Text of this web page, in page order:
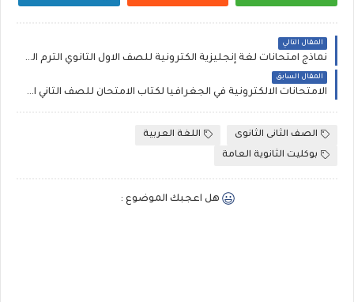
المقال التالي
نماذج امتحانات لغة إنجليزية الكترونية للصف الاول الثانوي الترم الثاني 2020
المقال السابق
الامتحانات الالكترونية في الجغرافيا لكتاب الامتحان للصف الثاني الثانوي الترم الثاني 2020
الصف الثانى الثانوى
اللغة العربية
بوكليت الثانوية العامة
هل اعجبك الموضوع :